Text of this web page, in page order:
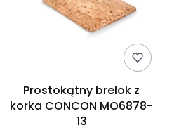
Prostokątny brelok z
korka CONCON MO6878-
13